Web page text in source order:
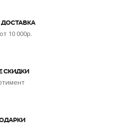
ДОСТАВКА
10 000р.
СКИДКИ